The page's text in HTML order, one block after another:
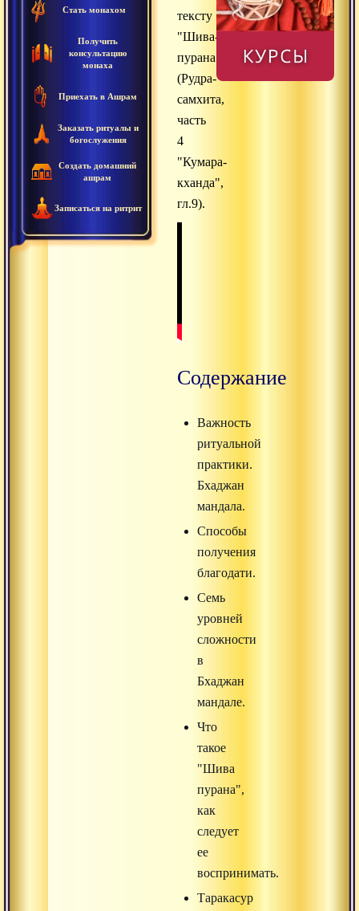
Стать монахом
Получить
консультацию
монаха
Приехать в Ашрам
Заказать ритуалы и
богослужения
Создать домашний
ашрам
Записаться на ритрит
тексту
"Шива-
пурана"
(Рудра-
самхита,
часть
4
"Кумара-
кханда",
гл.9).
Содержание
Важность
ритуальной
практики.
Бхаджан
мандала.
Способы
получения
благодати.
Семь
уровней
сложности
в
Бхаджан
мандале.
Что
такое
"Шива
пурана",
как
следует
ее
воспринимать.
Таракасур